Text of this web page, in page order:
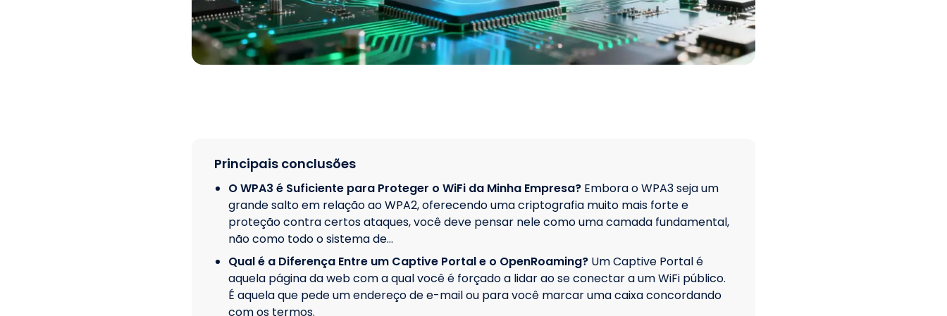
Principais conclusões
O WPA3 é Suficiente para Proteger o WiFi da Minha Empresa? Embora o WPA3 seja um
grande salto em relação ao WPA2, oferecendo uma criptografia muito mais forte e
proteção contra certos ataques, você deve pensar nele como uma camada fundamental,
não como todo o sistema de…
Qual é a Diferença Entre um Captive Portal e o OpenRoaming? Um Captive Portal é
aquela página da web com a qual você é forçado a lidar ao se conectar a um WiFi público.
É aquela que pede um endereço de e-mail ou para você marcar uma caixa concordando
com os termos.